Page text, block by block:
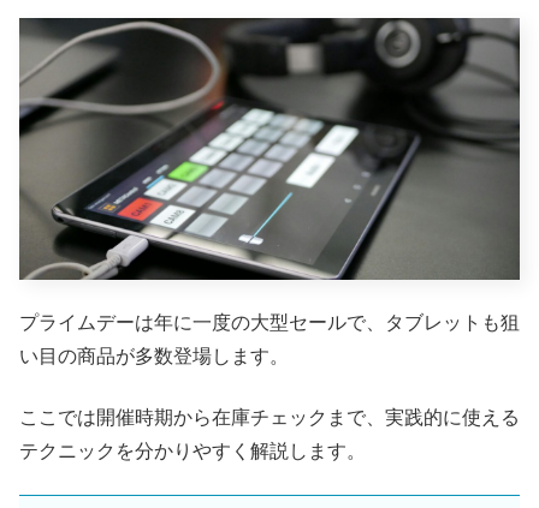
プライムデーは年に一度の大型セールで、タブレットも狙
い目の商品が多数登場します。
ここでは開催時期から在庫チェックまで、実践的に使える
テクニックを分かりやすく解説します。